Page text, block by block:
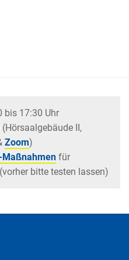
bis 17:30 Uhr
II,
Zoom)
Maßnahmen für
bitte testen lassen)